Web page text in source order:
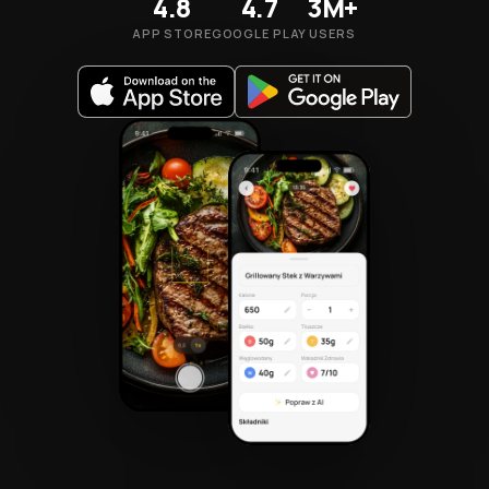
4.8
APP STORE
4.7
GOOGLE PLAY
3M+
USERS